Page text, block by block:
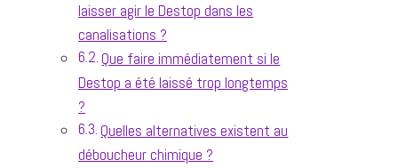
laisser agir le Destop dans les
canalisations ?
Que faire immédiatement si le
Destop a été laissé trop longtemps
?
Quelles alternatives existent au
déboucheur chimique ?